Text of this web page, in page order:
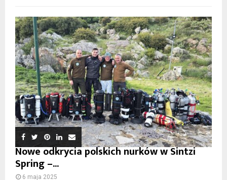
Nowe odkrycia polskich nurków w Sintzi
Spring –...
6 maja 2025